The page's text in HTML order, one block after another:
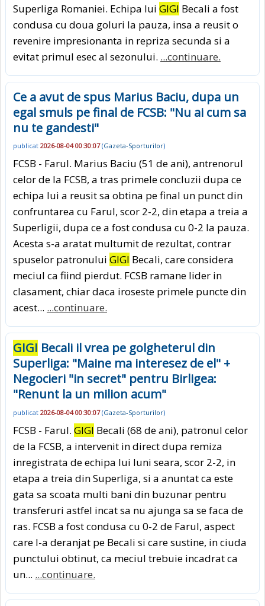
Superliga Romaniei. Echipa lui GIGI Becali a fost
condusa cu doua goluri la pauza, insa a reusit o
revenire impresionanta in repriza secunda si a
evitat primul esec al sezonului. ...continuare.
Ce a avut de spus Marius Baciu, dupa un
egal smuls pe final de FCSB: "Nu ai cum sa
nu te gandesti"
publicat 2026-08-04 00:30:07(Gazeta-Sporturilor)
FCSB - Farul. Marius Baciu (51 de ani), antrenorul
celor de la FCSB, a tras primele concluzii dupa ce
echipa lui a reusit sa obtina pe final un punct din
confruntarea cu Farul, scor 2-2, din etapa a treia a
Superligii, dupa ce a fost condusa cu 0-2 la pauza.
Acesta s-a aratat multumit de rezultat, contrar
spuselor patronului GIGI Becali, care considera
meciul ca fiind pierdut. FCSB ramane lider in
clasament, chiar daca iroseste primele puncte din
acest... ...continuare.
GIGI Becali il vrea pe golgheterul din
Superliga: "Maine ma interesez de el" +
Negocieri "in secret" pentru Birligea:
"Renunt la un milion acum"
publicat 2026-08-04 00:30:07(Gazeta-Sporturilor)
FCSB - Farul. GIGI Becali (68 de ani), patronul celor
de la FCSB, a intervenit in direct dupa remiza
inregistrata de echipa lui luni seara, scor 2-2, in
etapa a treia din Superliga, si a anuntat ca este
gata sa scoata multi bani din buzunar pentru
transferuri astfel incat sa nu ajunga sa se faca de
ras. FCSB a fost condusa cu 0-2 de Farul, aspect
care l-a deranjat pe Becali si care sustine, in ciuda
punctului obtinut, ca meciul trebuie incadrat ca
un... ...continuare.